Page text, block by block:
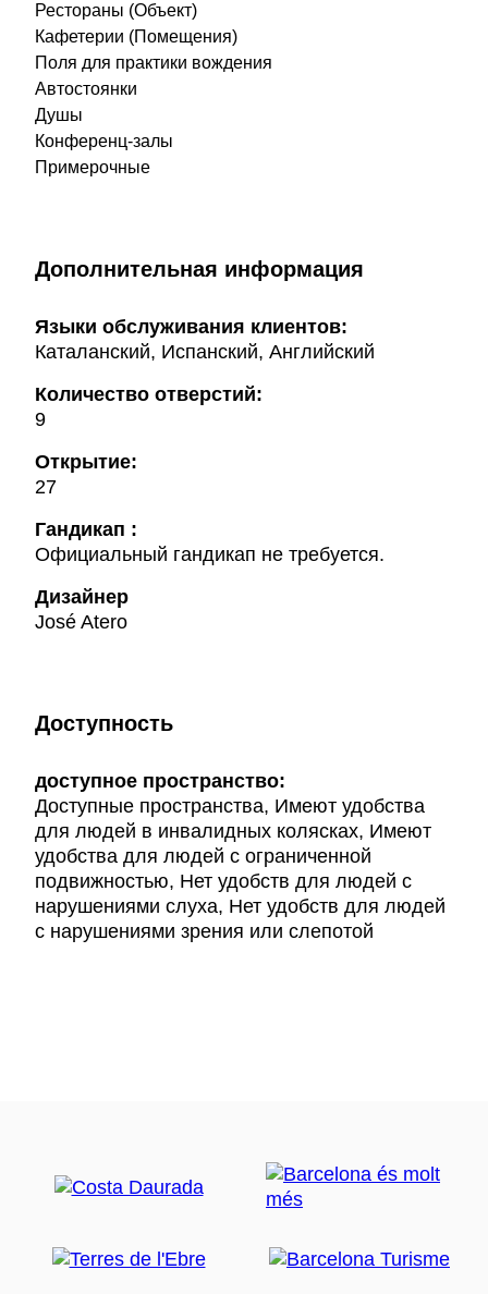
Рестораны (Объект)
Кафетерии (Помещения)
Поля для практики вождения
Автостоянки
Душы
Конференц-залы
Примерочные
Дополнительная информация
Языки обслуживания клиентов:
Каталанский, Испанский, Английский
Количество отверстий:
9
Открытие:
27
Гандикап :
Официальный гандикап не требуется.
Дизайнер
José Atero
Доступность
доступное пространство:
Доступные пространства, Имеют удобства
для людей в инвалидных колясках, Имеют
удобства для людей с ограниченной
подвижностью, Нет удобств для людей с
нарушениями слуха, Нет удобств для людей
с нарушениями зрения или слепотой